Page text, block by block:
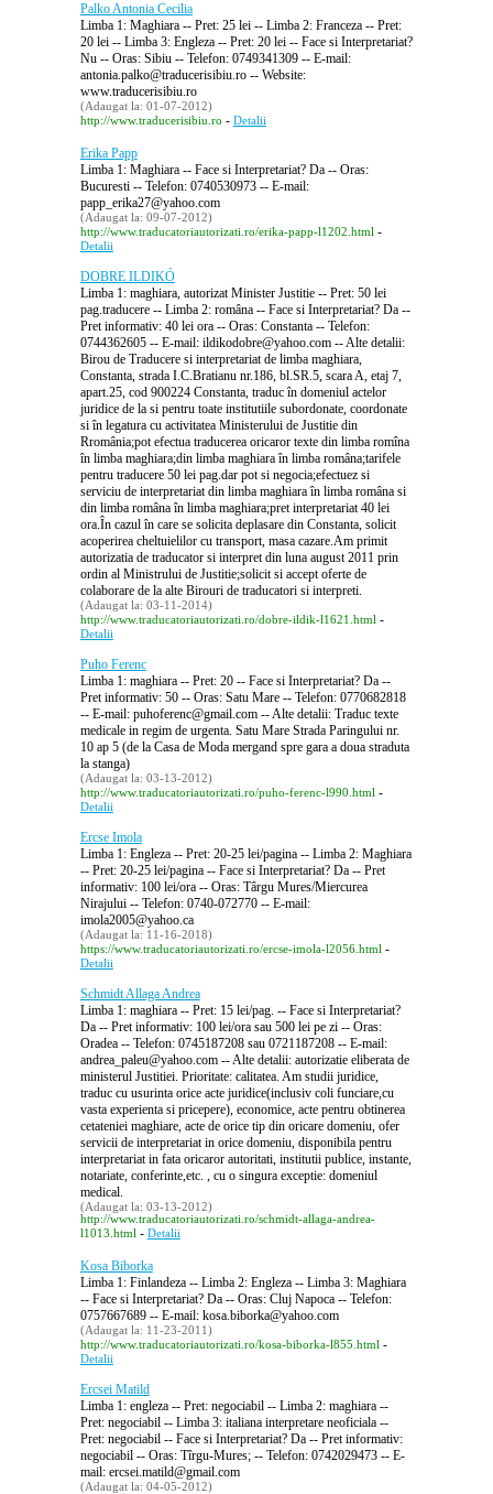
Palko Antonia Cecilia
Limba 1: Maghiara -- Pret: 25 lei -- Limba 2: Franceza -- Pret:
20 lei -- Limba 3: Engleza -- Pret: 20 lei -- Face si Interpretariat?
Nu -- Oras: Sibiu -- Telefon: 0749341309 -- E-mail:
antonia.palko@traducerisibiu.ro -- Website:
www.traducerisibiu.ro
(Adaugat la: 01-07-2012)
http://www.traducerisibiu.ro - Detalii
Erika Papp
Limba 1: Maghiara -- Face si Interpretariat? Da -- Oras:
Bucuresti -- Telefon: 0740530973 -- E-mail:
papp_erika27@yahoo.com
(Adaugat la: 09-07-2012)
http://www.traducatoriautorizati.ro/erika-papp-l1202.html-
Detalii
DOBRE ILDIKÓ
Limba 1: maghiara, autorizat Minister Justitie -- Pret: 50 lei
pag.traducere -- Limba 2: româna -- Face si Interpretariat? Da --
Pret informativ: 40 lei ora -- Oras: Constanta -- Telefon:
0744362605 -- E-mail: ildikodobre@yahoo.com -- Alte detalii:
Birou de Traducere si interpretariat de limba maghiara,
Constanta, strada I.C.Bratianu nr.186, bl.SR.5, scara A, etaj 7,
apart.25, cod 900224 Constanta, traduc în domeniul actelor
juridice de la si pentru toate institutiile subordonate, coordonate
si în legatura cu activitatea Ministerului de Justitie din
Rromânia;pot efectua traducerea oricaror texte din limba romîna
în limba maghiara;din limba maghiara în limba româna;tarifele
pentru traducere 50 lei pag.dar pot si negocia;efectuez si
serviciu de interpretariat din limba maghiara în limba româna si
din limba româna în limba maghiara;pret interpretariat 40 lei
ora.În cazul în care se solicita deplasare din Constanta, solicit
acoperirea cheltuielilor cu transport, masa cazare.Am primit
autorizatia de traducator si interpret din luna august 2011 prin
ordin al Ministrului de Justitie;solicit si accept oferte de
colaborare de la alte Birouri de traducatori si interpreti.
(Adaugat la: 03-11-2014)
http://www.traducatoriautorizati.ro/dobre-ildik-l1621.html-
Detalii
Puho Ferenc
Limba 1: maghiara -- Pret: 20 -- Face si Interpretariat? Da --
Pret informativ: 50 -- Oras: Satu Mare -- Telefon: 0770682818
-- E-mail: puhoferenc@gmail.com -- Alte detalii: Traduc texte
medicale in regim de urgenta. Satu Mare Strada Paringului nr.
10 ap 5 (de la Casa de Moda mergand spre gara a doua straduta
la stanga)
(Adaugat la: 03-13-2012)
http://www.traducatoriautorizati.ro/puho-ferenc-l990.html-
Detalii
Ercse Imola
Limba 1: Engleza -- Pret: 20-25 lei/pagina -- Limba 2: Maghiara
-- Pret: 20-25 lei/pagina -- Face si Interpretariat? Da -- Pret
informativ: 100 lei/ora -- Oras: Târgu Mures/Miercurea
Nirajului -- Telefon: 0740-072770 -- E-mail:
imola2005@yahoo.ca
(Adaugat la: 11-16-2018)
https://www.traducatoriautorizati.ro/ercse-imola-l2056.html-
Detalii
Schmidt Allaga Andrea
Limba 1: maghiara -- Pret: 15 lei/pag. -- Face si Interpretariat?
Da -- Pret informativ: 100 lei/ora sau 500 lei pe zi -- Oras:
Oradea -- Telefon: 0745187208 sau 0721187208 -- E-mail:
andrea_paleu@yahoo.com -- Alte detalii: autorizatie eliberata de
ministerul Justitiei. Prioritate: calitatea. Am studii juridice,
traduc cu usurinta orice acte juridice(inclusiv coli funciare,cu
vasta experienta si pricepere), economice, acte pentru obtinerea
cetateniei maghiare, acte de orice tip din oricare domeniu, ofer
servicii de interpretariat in orice domeniu, disponibila pentru
interpretariat in fata oricaror autoritati, institutii publice, instante,
notariate, conferinte,etc. , cu o singura exceptie: domeniul
medical.
(Adaugat la: 03-13-2012)
http://www.traducatoriautorizati.ro/schmidt-allaga-andrea-
l1013.html- Detalii
Kosa Biborka
Limba 1: Finlandeza -- Limba 2: Engleza -- Limba 3: Maghiara
-- Face si Interpretariat? Da -- Oras: Cluj Napoca -- Telefon:
0757667689 -- E-mail: kosa.biborka@yahoo.com
(Adaugat la: 11-23-2011)
http://www.traducatoriautorizati.ro/kosa-biborka-l855.html-
Detalii
Ercsei Matild
Limba 1: engleza -- Pret: negociabil -- Limba 2: maghiara --
Pret: negociabil -- Limba 3: italiana interpretare neoficiala --
Pret: negociabil -- Face si Interpretariat? Da -- Pret informativ:
negociabil -- Oras: Tîrgu-Mures; -- Telefon: 0742029473 -- E-
mail: ercsei.matild@gmail.com
(Adaugat la: 04-05-2012)